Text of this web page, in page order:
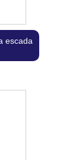
escada